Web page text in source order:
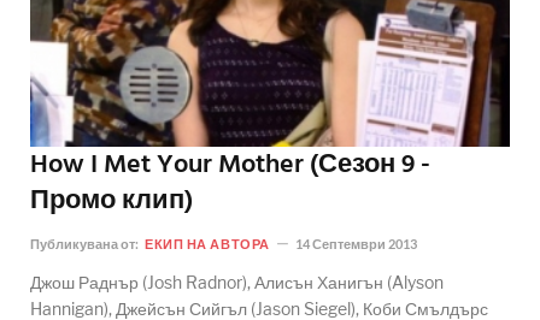
How I Met Your Mother (Сезон 9 -
Промо клип)
Публикувана от: ЕКИП НА АВТОРА 14 Септември 2013
Джош Раднър (Josh Radnor), Алисън Ханигън (Alyson
Hannigan), Джейсън Сийгъл (Jason Siegel), Коби Смълдърс